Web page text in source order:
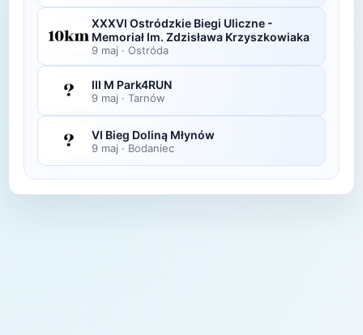
XXXVI Ostródzkie Biegi Uliczne -
Memoriał Im. Zdzisława Krzyszkowiaka
9 maj · Ostróda
III M Park4RUN
9 maj · Tarnów
VI Bieg Doliną Młynów
9 maj · Bodaniec